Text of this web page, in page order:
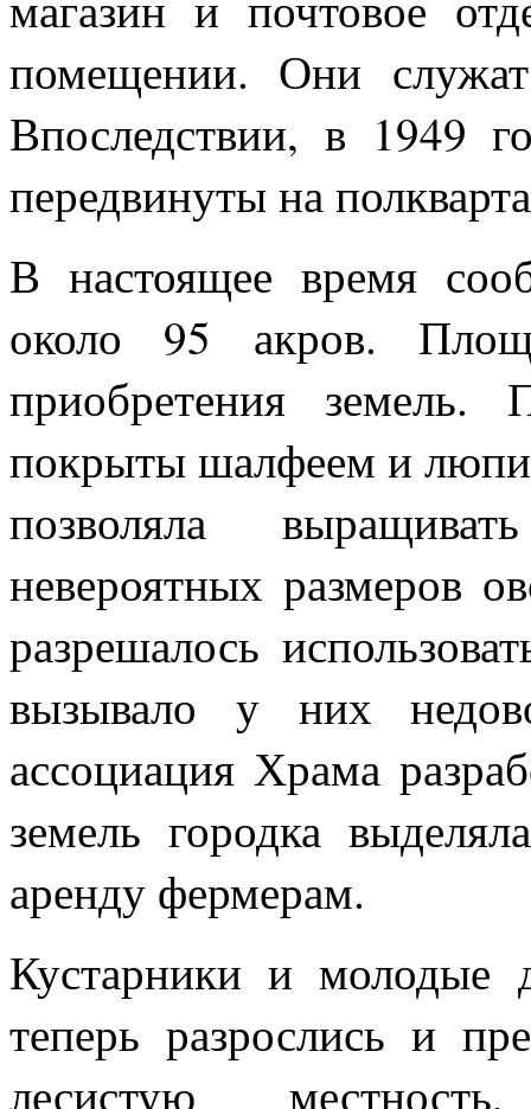
помещении. Они
Впоследствии, в 1949
передвинуты на
В настоящее время
около 95 акров.
приобретения
покрыты шалфеем и
позволяла
невероятных размеров
разрешалось
вызывало у них
ассоциация Храма
земель городка
аренду фермерам.
Кустарники и молодые
теперь разрослись и
лесистую